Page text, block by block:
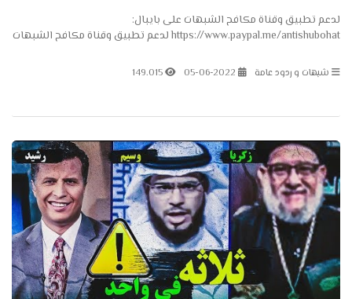
لدعم تطبيق وقناة مكافح الشبهات على بايبال:
https://www.paypal.me/antishubohat لدعم تطبيق وقناة مكافح الشبهات
على...شبهات و ردود عامة 05-06-2022
149.015